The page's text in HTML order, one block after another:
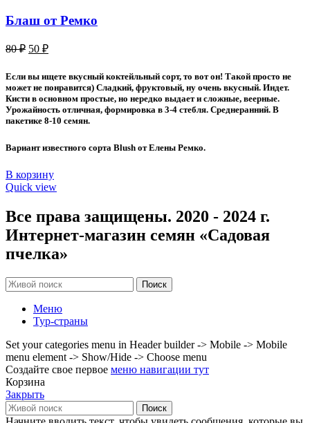
Блаш от Ремко
80₽ Первоначальная
80 ₽.
50 ₽Текущая
50 ₽.
Если вы ищете вкусный коктейльный сорт, то вот он! Такой просто не
может не понравится) Сладкий, фруктовый, ну очень вкусный. Индет.
Кисти в основном простые, но нередко выдает и сложные, веерные.
Урожайность отличная, формировка в 3-4 стебля. Среднеранний. В
пакетике 8-10 семян.
Вариант известного сорта Blush от Елены Ремко.
В корзину
Quick view
Все права защищены. 2020 - 2024 г.
Интернет-магазин семян «Садовая
пчелка»
Поиск
Меню
Тур-страны
Set your categories menu in Header builder -> Mobile -> Mobile
menu element -> Show/Hide -> Choose menu
Создайте свое первое меню навигации тут
Корзина
Закрыть
Поиск